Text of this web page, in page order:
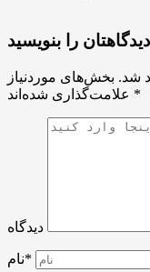
دیدگاهتان را بنویسید
شد. بخش‌های موردنیاز
*
دیدگاه
نام*